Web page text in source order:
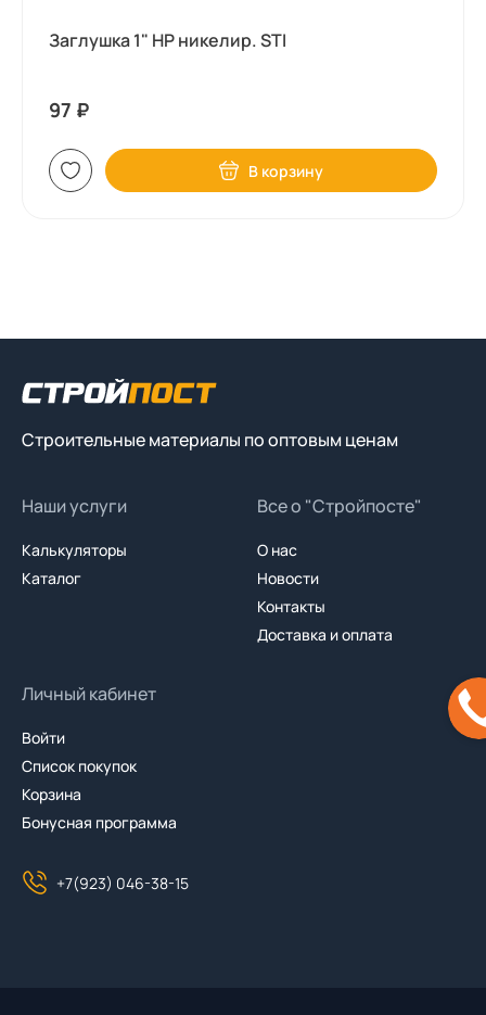
Заглушка 1" НР никелир. STI
97 ₽
В корзину
Строительные материалы по оптовым ценам
Наши услуги
Калькуляторы
Каталог
Все о "Стройпосте"
О нас
Новости
Контакты
Доставка и оплата
Личный кабинет
Войти
Список покупок
Корзина
Бонусная программа
+7(923) 046-38-15